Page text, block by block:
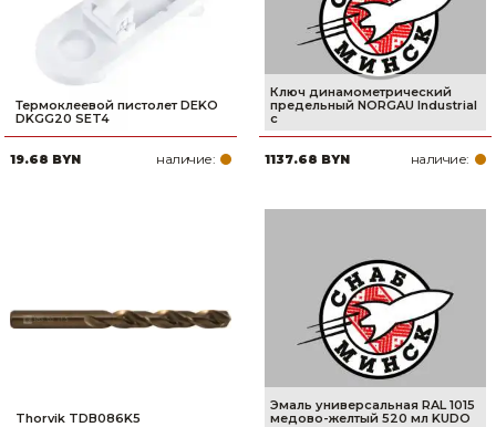
Термоклеевой пистолет DEKO
DKGG20 SET4
19.68 BYN наличие:
Ключ динамометрический
предельный NORGAU Industrial
с
1137.68 BYN наличие:
Thorvik TDB086K5
Эмаль универсальная RAL 1015
медово-желтый 520 мл KUDO